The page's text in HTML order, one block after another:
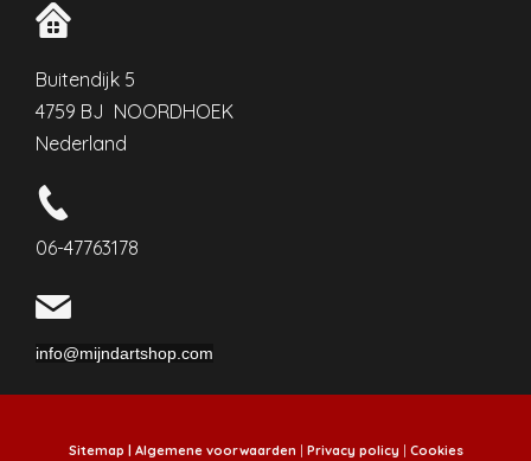
Buitendijk 5
4759 BJ NOORDHOEK
Nederland
06-47763178
info@mijndartshop.com
Sitemap | Algemene voorwaarden | Privacy policy | Cookies